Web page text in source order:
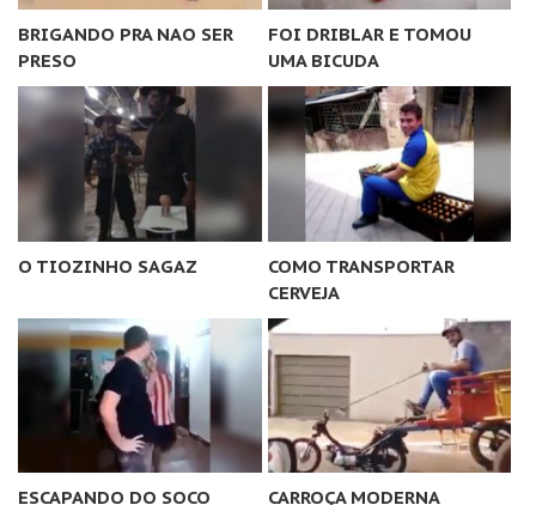
BRIGANDO PRA NAO SER
PRESO
FOI DRIBLAR E TOMOU
UMA BICUDA
O TIOZINHO SAGAZ
COMO TRANSPORTAR
CERVEJA
ESCAPANDO DO SOCO CARROÇA MODERNA